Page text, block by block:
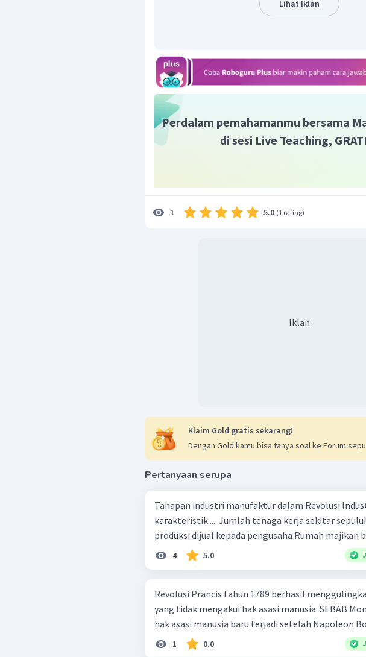
dan merdeka. Buku ini juga memuat tiga prinsip
persaudaraan). Ajaran tersebut
mendapat sebutan Bapak Demokrasi Modern
Lihat Iklan
Perdalam pemahamanmu bersama
di sesi Live Teaching,
1 5.0 (1 rating)
Iklan
Klaim Gold gratis sekarang!
Dengan Gold kamu bisa tanya soal ke Forum
Pertanyaan serupa
Tahapan industri manufaktur dalam Revolusi
karakteristik .... Jumlah tenaga kerja sekitar sepuluh orang Hasil
produksi dijual kepada pengusaha
4 5.0
Revolusi Prancis tahun 1789 berhasil
yang tidak mengakui hak asasi manusia. SEBAB Momen perjuangan
hak asasi manusia baru terjadi setelah Napoleon
1 0.0